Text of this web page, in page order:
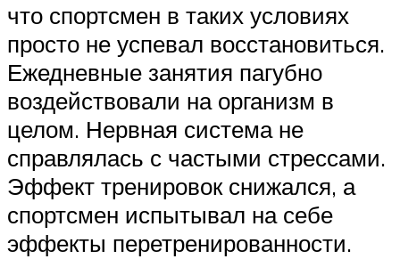
что спортсмен в таких условиях
просто не успевал восстановиться.
Ежедневные занятия пагубно
воздействовали на организм в
целом. Нервная система не
справлялась с частыми стрессами.
Эффект тренировок снижался, а
спортсмен испытывал на себе
эффекты перетренированности.